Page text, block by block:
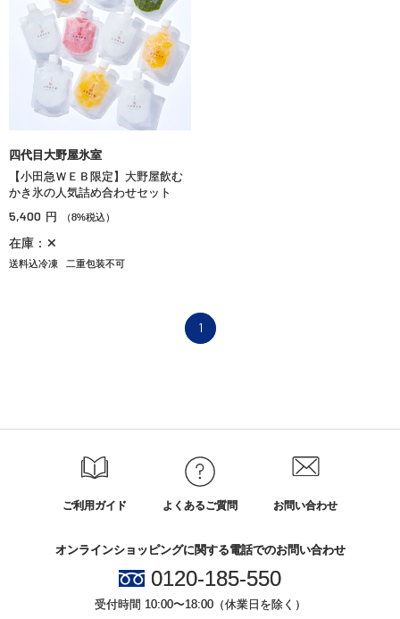
四代目大野屋氷室
【小田急ＷＥＢ限定】大野屋飲む
かき氷の人気詰め合わせセット
5,400 円 （8%税込）
在庫：✕
送料込冷凍 二重包装不可
1
ご利用ガイド よくあるご質問 お問い合わせ
オンラインショッピングに関する電話でのお問い合わせ
0120-185-550
受付時間 10:00〜18:00（休業日を除く）